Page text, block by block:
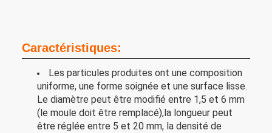
Caractéristiques:
Les particules produites ont une composition
uniforme, une forme soignée et une surface lisse.
Le diamètre peut être modifié entre 1,5 et 6 mm
(le moule doit être remplacé),la longueur peut
être réglée entre 5 et 20 mm, la densité de